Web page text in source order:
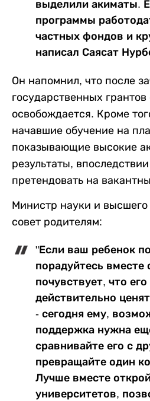
выделили акиматы.
программы
частных фондов и
написал Саясат
Он напомнил, что после
государственных
освобождается. Кроме
начавшие обучение на
показывающие высокие
результаты,
претендовать на
Министр науки и высшего
совет родителям:
"Если ваш ребенок
порадуйтесь вместе
почувствует, что
действительно
- сегодня ему,
поддержка нужна
сравнивайте его с
превращайте один
Лучше вместе
университетов,